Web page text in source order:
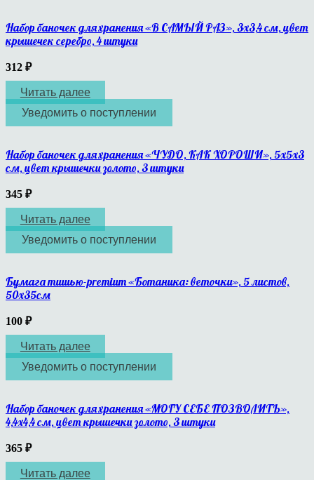
Набор баночек для хранения «В САМЫЙ РАЗ», 3х3,4 см, цвет
крышечек серебро, 4 штуки
312 ₽
Читать далее
Уведомить о поступлении
Набор баночек для хранения «ЧУДО, КАК ХОРОШИ», 5х5х3
см, цвет крышечки золото, 3 штуки
345 ₽
Читать далее
Уведомить о поступлении
Бумага тишью-premium «Ботаника: веточки», 5 листов,
50х35см
100 ₽
Читать далее
Уведомить о поступлении
Набор баночек для хранения «МОГУ СЕБЕ ПОЗВОЛИТЬ»,
4,4х4,4 см, цвет крышечки золото, 3 штуки
365 ₽
Читать далее